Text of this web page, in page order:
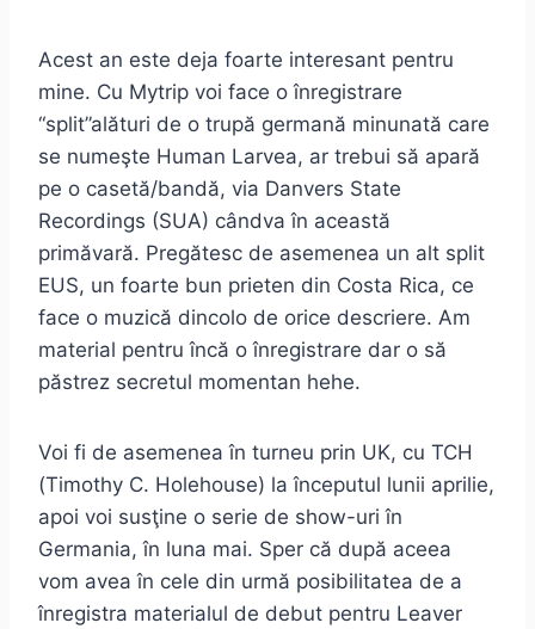
Acest an este deja foarte interesant pentru
mine. Cu Mytrip voi face o înregistrare
“split”alături de o trupă germană minunată care
se numeşte Human Larvea, ar trebui să apară
pe o casetă/bandă, via Danvers State
Recordings (SUA) cândva în această
primăvară. Pregătesc de asemenea un alt split
EUS, un foarte bun prieten din Costa Rica, ce
face o muzică dincolo de orice descriere. Am
material pentru încă o înregistrare dar o să
păstrez secretul momentan hehe.
Voi fi de asemenea în turneu prin UK, cu TCH
(Timothy C. Holehouse) la începutul lunii aprilie,
apoi voi susţine o serie de show-uri în
Germania, în luna mai. Sper că după aceea
vom avea în cele din urmă posibilitatea de a
înregistra materialul de debut pentru Leaver